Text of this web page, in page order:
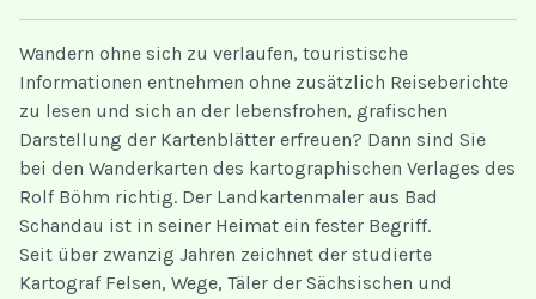
Wandern ohne sich zu verlaufen, touristische
Informationen entnehmen ohne zusätzlich Reiseberichte
zu lesen und sich an der lebensfrohen, grafischen
Darstellung der Kartenblätter erfreuen? Dann sind Sie
bei den Wanderkarten des kartographischen Verlages des
Rolf Böhm richtig. Der Landkartenmaler aus Bad
Schandau ist in seiner Heimat ein fester Begriff.
Seit über zwanzig Jahren zeichnet der studierte
Kartograf Felsen, Wege, Täler der Sächsischen und